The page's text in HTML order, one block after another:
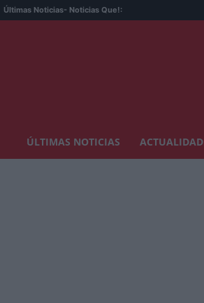
Últimas Noticias- Noticias Que!:
ÚLTIMAS NOTICIAS ACTUALIDAD